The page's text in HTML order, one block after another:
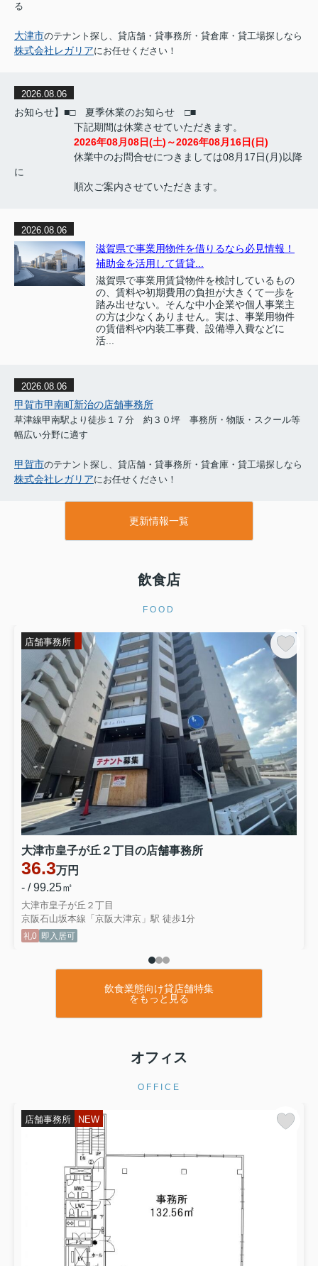
る
大津市のテナント探し、貸店舗・貸事務所・貸倉庫・貸工場探しなら
株式会社レガリアにお任せください！
2026.08.06
お知らせ】■□ 夏季休業のお知らせ □■
下記期間は休業させていただきます。
2026年08月08日(土)～2026年08月16日(日)
休業中のお問合せにつきましては08月17日(月)以降
に
順次ご案内させていただきます。
2026.08.06
滋賀県で事業用物件を借りるなら必見情報！
補助金を活用して賃貸...
滋賀県で事業用賃貸物件を検討しているもの
の、賃料や初期費用の負担が大きくて一歩を
踏み出せない。そんな中小企業や個人事業主
の方は少なくありません。実は、事業用物件
の賃借料や内装工事費、設備導入費などに
活...
2026.08.06
甲賀市甲南町新治の店舗事務所
草津線甲南駅より徒歩１７分 約３０坪 事務所・物販・スクール等
幅広い分野に適す
甲賀市のテナント探し、貸店舗・貸事務所・貸倉庫・貸工場探しなら
株式会社レガリアにお任せください！
更新情報一覧
飲食店
FOOD
店舗事務所
大津市皇子が丘２丁目の店舗事務所
36.3万円
- / 99.25㎡
大津市皇子が丘２丁目
京阪石山坂本線「京阪大津京」駅 徒歩1分
礼0 即入居可
飲食業態向け貸店舗特集
をもっと見る
オフィス
OFFICE
店舗事務所 NEW